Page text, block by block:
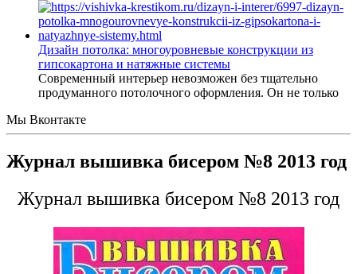
Дизайн потолка: многоуровневые конструкции из
гипсокартона и натяжные системы
Современный интерьер невозможен без тщательно
продуманного потолочного оформления. Он не только
Мы Вконтакте
Журнал вышивка бисером №8 2013 год
Журнал вышивка бисером №8 2013 год